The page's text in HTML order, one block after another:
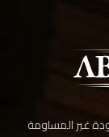
غير المساومة